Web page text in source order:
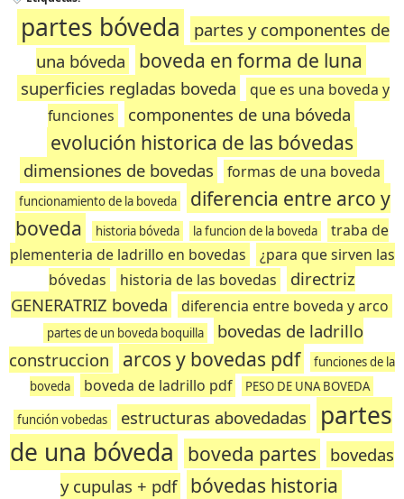
partes bóveda
partes y componentes de
una bóveda
boveda en forma de luna
superficies regladas boveda
que es una boveda y
funciones
componentes de una bóveda
evolución historica de las bóvedas
dimensiones de bovedas formas de una boveda
funcionamiento de la boveda
diferencia entre arco y
boveda
historia bóveda la funcion de la boveda
traba de
plementeria de ladrillo en bovedas
¿para que sirven las
bóvedas
historia de las bovedas
directriz
GENERATRIZ boveda
diferencia entre boveda y arco
partes de un boveda boquilla
bovedas de ladrillo
construccion
arcos y bovedas pdf
funciones de la
boveda
boveda de ladrillo pdf PESO DE UNA BOVEDA
función vobedas estructuras abovedadas
partes
de una bóveda
boveda partes
bovedas
y cupulas + pdf
bóvedas historia